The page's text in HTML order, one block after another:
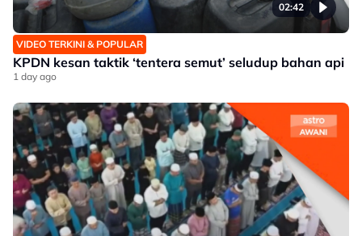
02:42
VIDEO TERKINI & POPULAR
KPDN kesan taktik ‘tentera semut’ seludup bahan api
1 day ago